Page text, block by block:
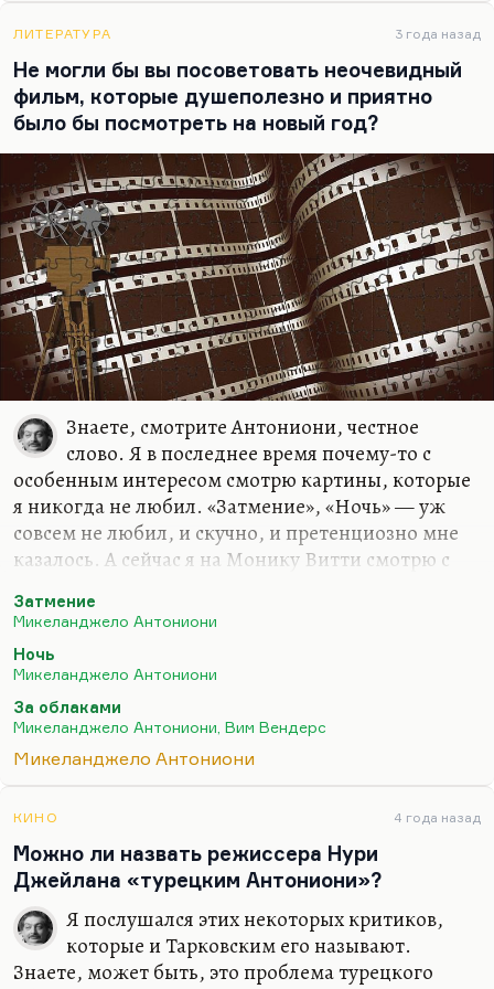
— может, потому, что атмосферу американского
университета и левацкого студенческого сборища
я знаю лучше, а атмосферу жизни модного
фотографа, к которому Джейн Биркин так
красиво приходит позировать, совершенно не…
ЛИТЕРАТУРА 3 года назад
Не могли бы вы посоветовать неочевидный
фильм, которые душеполезно и приятно
было бы посмотреть на новый год?
Знаете, смотрите Антониони, честное
слово. Я в последнее время почему-то с
особенным интересом смотрю картины, которые
я никогда не любил. «Затмение», «Ночь» — уж
совсем не любил, и скучно, и претенциозно мне
казалось. А сейчас я на Монику Витти смотрю с
потому что Моника Витти — идеальная героиня,
та женщина, по которой мы сегодня тоскуем:
умная, честная девушка среди тотально врущих
людей. Или вот Жанна Моро сама изломанная
довольно, в «Ночи». Моника Витти — это образ
честного человека, исповедально честного среди
людей, которые врут на каждом шагу. Так что я
Антониони под Новый год, особенно моего
любимого…
Затмение
Микеланджело Антониони
Ночь
Микеланджело Антониони
За облаками
Микеланджело Антониони, Вим Вендерс
Микеланджело Антониони
КИНО 4 года назад
Можно ли назвать режиссера Нури
Джейлана «турецким Антониони»?
Я послушался этих некоторых критиков,
которые и Тарковским его называют.
Знаете, может быть, это проблема турецкого